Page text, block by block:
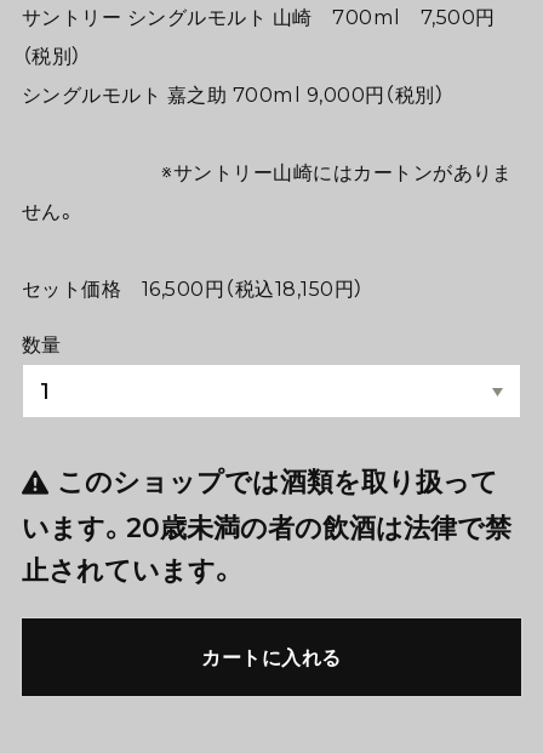
サントリー シングルモルト 山崎 700ml 7,500円
（税別）
シングルモルト 嘉之助 700ml 9,000円（税別）
※サントリー山崎にはカートンがありま
せん。
セット価格 16,500円（税込18,150円）
数量
このショップでは酒類を取り扱って
います。20歳未満の者の飲酒は法律で禁
止されています。
カートに入れる